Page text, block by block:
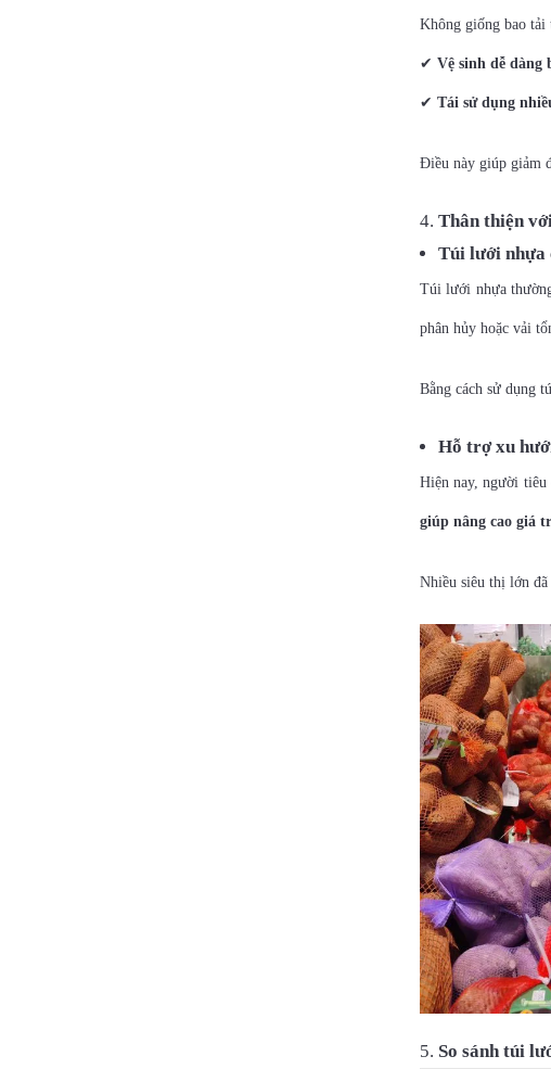
Không giống bao tải
✔ Vệ sinh dễ dàng
✔ Tái sử dụng
Điều này giúp giảm
Thân thiện
Túi lưới nhựa
Túi lưới nhựa
phân hủy hoặc vải
Bằng cách sử dụng
Hỗ trợ xu
Hiện nay, người tiêu
giúp nâng cao giá
Nhiều siêu thị lớn
So sánh túi